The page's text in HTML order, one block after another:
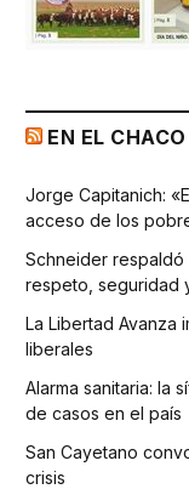
EN EL CHACO
Jorge Capitanich:
acceso de los
Schneider respaldó
respeto, seguridad
La Libertad Avanza
liberales
Alarma sanitaria: la
de casos en el país
San Cayetano
crisis